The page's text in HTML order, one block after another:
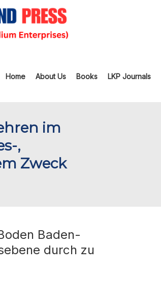
Home About Us Books LKP Journals
im
,
Zweck
Baden-
durch zu